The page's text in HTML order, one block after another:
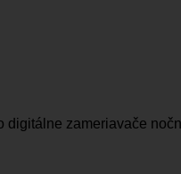
zameriavače